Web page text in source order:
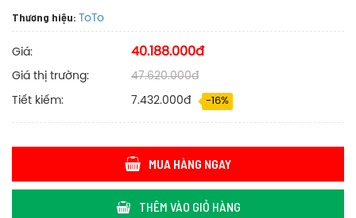
Thương hiệu: ToTo
Giá: 40.188.000đ
Giá thị trường: 47.620.000đ
Tiết kiếm: 7.432.000đ -16%
MUA HÀNG NGAY
THÊM VÀO GIỎ HÀNG